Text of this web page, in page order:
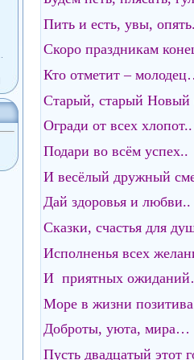
Пить и есть, увы,
Скоро праздникам
Кто отметит –
Старый, старый Новый
Огради от всех хлопот..
Подари во всём успех..
И весёлый дружный
Дай здоровья и любви..
Сказки, счастья для
Исполненья всех
И приятных
Море в жизни
Доброты, уюта, мира…
Пусть двадцатый этот